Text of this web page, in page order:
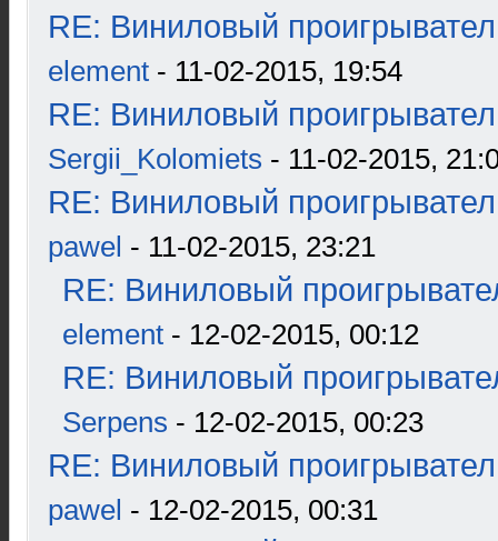
RE: Виниловый
element - 11-02-2015, 19:54
RE: Виниловый
Sergii_Kolomiets - 11-02-2015,
RE: Виниловый
pawel - 11-02-2015, 23:21
RE: Виниловый
element - 12-02-2015, 00:12
RE: Виниловый
Serpens - 12-02-2015, 00:23
RE: Виниловый
pawel - 12-02-2015, 00:31